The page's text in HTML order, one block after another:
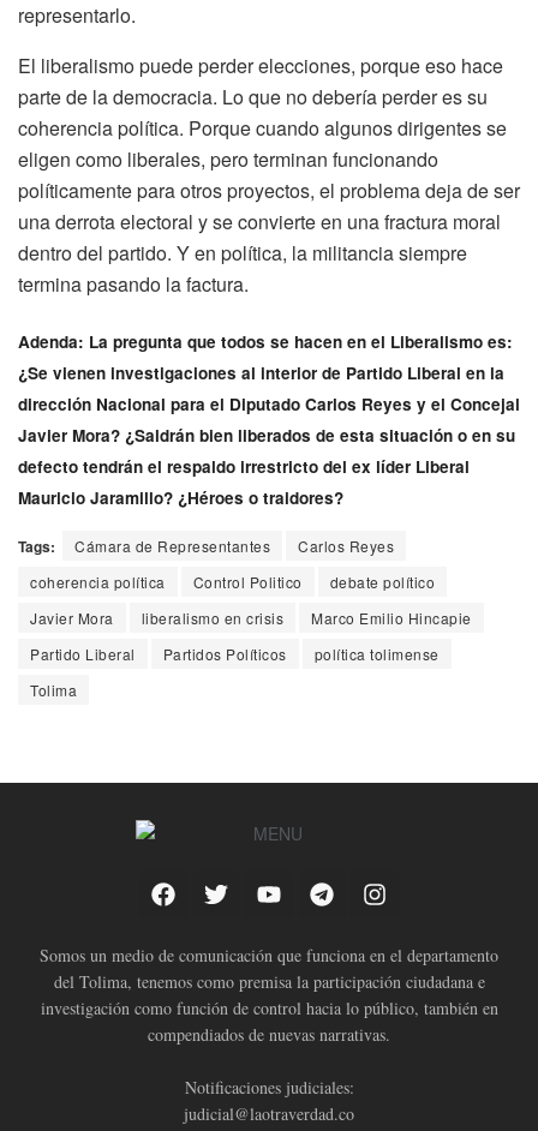
representarlo.
El liberalismo puede perder elecciones, porque eso hace
parte de la democracia. Lo que no debería perder es su
coherencia política. Porque cuando algunos dirigentes se
eligen como liberales, pero terminan funcionando
políticamente para otros proyectos, el problema deja de ser
una derrota electoral y se convierte en una fractura moral
dentro del partido. Y en política, la militancia siempre
termina pasando la factura.
Adenda: La pregunta que todos se hacen en el Liberalismo es:
¿Se vienen investigaciones al interior de Partido Liberal en la
dirección Nacional para el Diputado Carlos Reyes y el Concejal
Javier Mora? ¿Saldrán bien liberados de esta situación o en su
defecto tendrán el respaldo irrestricto del ex líder Liberal
Mauricio Jaramillo? ¿Héroes o traidores?
Tags: Cámara de Representantes
Carlos Reyes
coherencia política
Control Politico
debate político
Javier Mora
liberalismo en crisis
Marco Emilio Hincapie
Partido Liberal
Partidos Políticos
política tolimense
Tolima
Somos un medio de comunicación que funciona en el departamento
del Tolima, tenemos como premisa la participación ciudadana e
investigación como función de control hacia lo público, también en
compendiados de nuevas narrativas.
Notificaciones judiciales:
judicial@laotraverdad.co